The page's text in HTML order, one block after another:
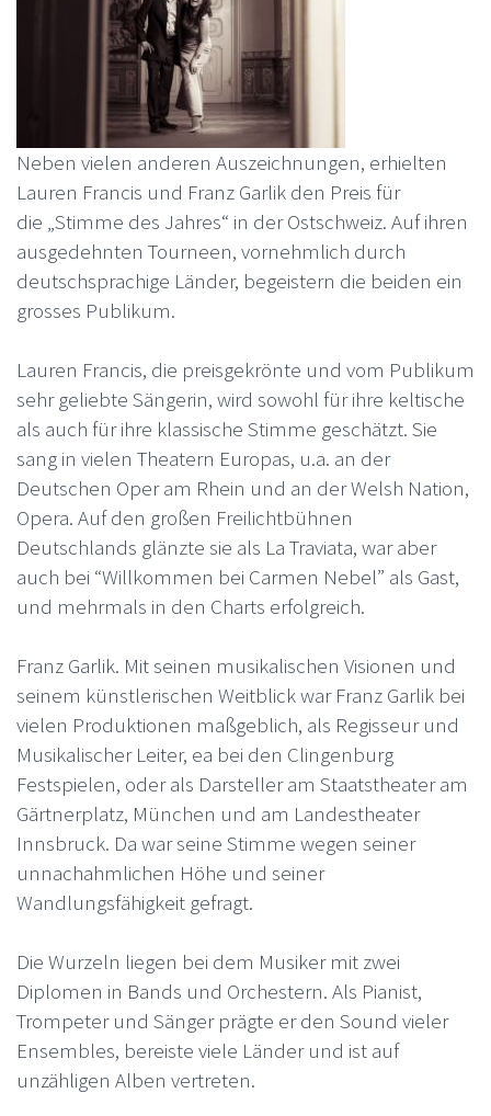
Neben vielen anderen Auszeichnungen, erhielten
Lauren Francis und Franz Garlik den Preis für
die „Stimme des Jahres“ in der Ostschweiz. Auf ihren
ausgedehnten Tourneen, vornehmlich durch
deutschsprachige Länder, begeistern die beiden ein
grosses Publikum.
Lauren Francis, die preisgekrönte und vom Publikum
sehr geliebte Sängerin, wird sowohl für ihre keltische
als auch für ihre klassische Stimme geschätzt. Sie
sang in vielen Theatern Europas, u.a. an der
Deutschen Oper am Rhein und an der Welsh Nation,
Opera. Auf den großen Freilichtbühnen
Deutschlands glänzte sie als La Traviata, war aber
auch bei “Willkommen bei Carmen Nebel” als Gast,
und mehrmals in den Charts erfolgreich.
Franz Garlik. Mit seinen musikalischen Visionen und
seinem künstlerischen Weitblick war Franz Garlik bei
vielen Produktionen maßgeblich, als Regisseur und
Musikalischer Leiter, ea bei den Clingenburg
Festspielen, oder als Darsteller am Staatstheater am
Gärtnerplatz, München und am Landestheater
Innsbruck. Da war seine Stimme wegen seiner
unnachahmlichen Höhe und seiner
Wandlungsfähigkeit gefragt.
Die Wurzeln liegen bei dem Musiker mit zwei
Diplomen in Bands und Orchestern. Als Pianist,
Trompeter und Sänger prägte er den Sound vieler
Ensembles, bereiste viele Länder und ist auf
unzähligen Alben vertreten.